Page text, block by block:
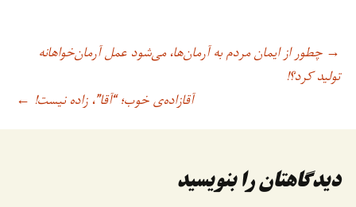
ناوبری
→ چطور از ایمان مردم به آرمان‌ها، می‌شود عمل آرمان‌خواهانه
تولید کرد؟!
آقازاده‌ی خوب؛ “آقا”، زاده نیست! ←
دیدگاهتان را بنویسید